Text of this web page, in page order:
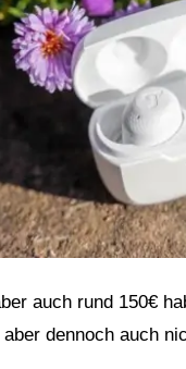
auch rund 150€
dennoch auch